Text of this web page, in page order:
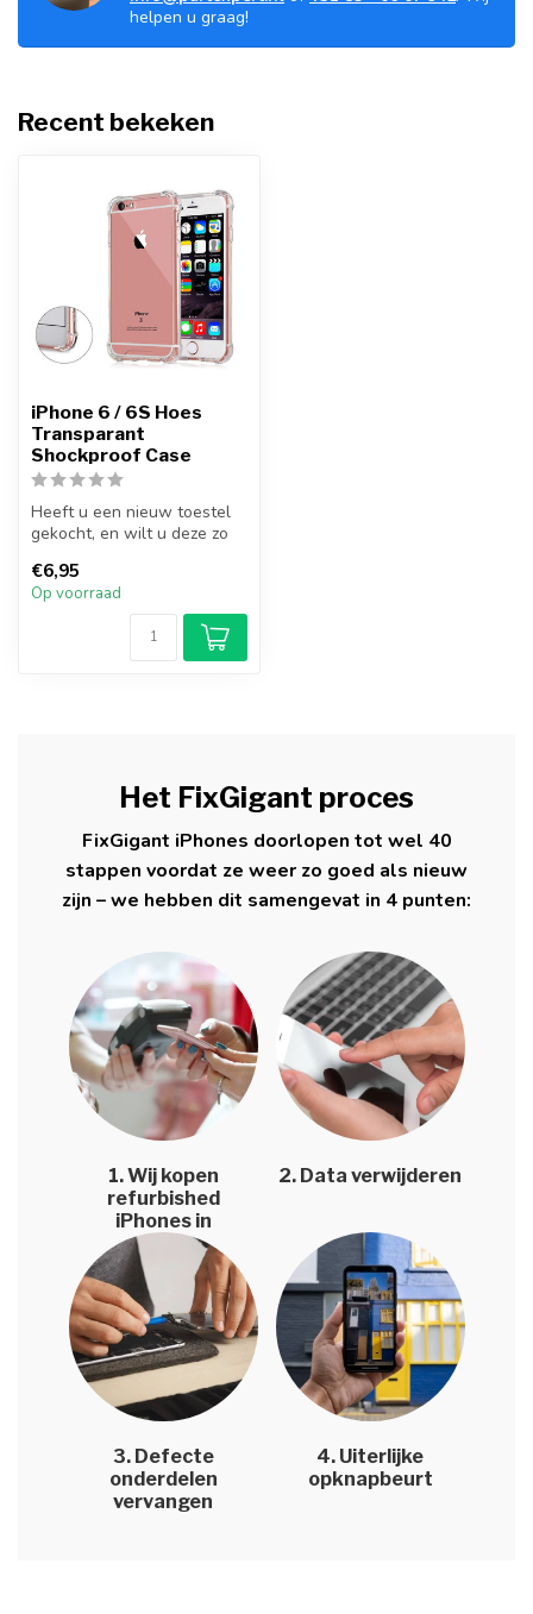
helpen u graag!
Recent bekeken
iPhone 6 / 6S Hoes
Transparant
Shockproof Case
Heeft u een nieuw toestel
gekocht, en wilt u deze zo
M...
€6,95
Op voorraad
Het FixGigant proces
FixGigant iPhones doorlopen tot wel 40
stappen voordat ze weer zo goed als nieuw
zijn – we hebben dit samengevat in 4 punten:
1. Wij kopen
refurbished
iPhones in
2. Data verwijderen
3. Defecte
onderdelen
vervangen
4. Uiterlijke
opknapbeurt